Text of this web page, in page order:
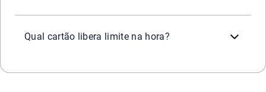
Qual cartão libera limite na hora?